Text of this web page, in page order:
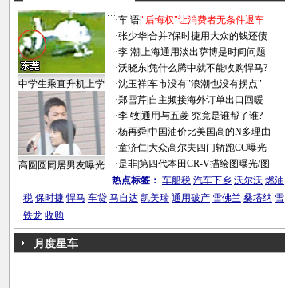
中学生乘直升机上学
高圆圆同居男友曝光
·车 语|"后悔权"让消费者无条件退车
·张少华|合并?保时捷用大众的钱还债
·李 潮 上海通用淡出萨博是时间问题
·沃晓东|凭什么腾中就不能收购悍马?
·沈玉祥|车市没有"浪潮也没有拐点"
·郑雪芹| 自主频接海外订单出口回暖
·李 牧|通用与五菱 究竟是谁帮了谁?
·杨再舜|中国油价比美国高的N多理由
·童济仁|大众高尔夫四门轿跑CC曝光
·是非|第四代本田CR-V描绘图曝光/图
热点标签： 车船税 汽车下乡 沃尔沃 燃油
税 保时捷 悍马 车贷 马自达 凯美瑞 通用破产 雪佛兰 桑塔纳 雪
铁龙 收购
月度星车